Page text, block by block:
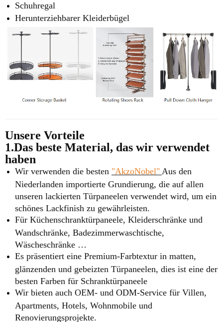
Schuhregal
Herunterziehbarer Kleiderbügel
Unsere Vorteile
1.Das beste Material, das wir verwendet
haben
Wir verwenden die besten "AkzoNobel" Aus den
Niederlanden importierte Grundierung, die auf allen
unseren lackierten Türpaneelen verwendet wird, um ein
schönes Lackfinish zu gewährleisten.
Für Küchenschranktürpaneele, Kleiderschränke und
Wandschränke, Badezimmerwaschtische,
Wäscheschränke …
Es präsentiert eine Premium-Farbtextur in matten,
glänzenden und gebeizten Türpaneelen, dies ist eine der
besten Farben für Schranktürpaneele
Wir bieten auch OEM- und ODM-Service für Villen,
Apartments, Hotels, Wohnmobile und
Renovierungsprojekte.